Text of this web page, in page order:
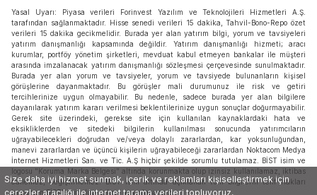
Yasal Uyarı: Piyasa verileri Forinvest Yazılım ve Teknolojileri Hizmetleri A.Ş.
tarafından sağlanmaktadır. Hisse senedi verileri 15 dakika, Tahvil-Bono-Repo özet
verileri 15 dakika gecikmelidir. Burada yer alan yatırım bilgi, yorum ve tavsiyeleri
yatırım danışmanlığı kapsamında değildir. Yatırım danışmanlığı hizmeti; aracı
kurumlar, portföy yönetim şirketleri, mevduat kabul etmeyen bankalar ile müşteri
arasında imzalanacak yatırım danışmanlığı sözleşmesi çerçevesinde sunulmaktadır.
Burada yer alan yorum ve tavsiyeler, yorum ve tavsiyede bulunanların kişisel
görüşlerine dayanmaktadır. Bu görüşler mali durumunuz ile risk ve getiri
tercihlerinize uygun olmayabilir. Bu nedenle, sadece burada yer alan bilgilere
dayanılarak yatırım kararı verilmesi beklentilerinize uygun sonuçlar doğurmayabilir.
Gerek site üzerindeki, gerekse site için kullanılan kaynaklardaki hata ve
eksikliklerden ve sitedeki bilgilerin kullanılması sonucunda yatırımcıların
uğrayabilecekleri doğrudan ve/veya dolaylı zararlardan, kar yoksunluğundan,
manevi zararlardan ve üçüncü kişilerin uğrayabileceği zararlardan Noktacom Medya
İnternet Hizmetleri San. ve Tic. A.Ş hiçbir şekilde sorumlu tutulamaz. BİST isim ve
logosu "Koruma Marka Belgesi" altında korunmakta olup izinsiz kullanılamaz, iktibas
edilemez, değiştirilemez. BİST ismi altında açıklanan tüm bilgilerin telif hakları
tamamen BİST'e ait olup, tekrar yayınlanamaz.
Size daha iyi hizmet sunmak, içerik ve reklamları kişiselleştirmek için
çerezler aracılığı ile internet tarama verileri topluyoruz.